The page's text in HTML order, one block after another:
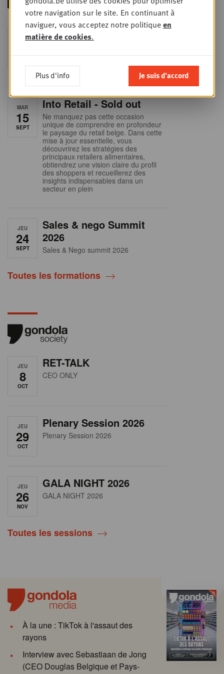
MER
Foodservice - Joint
onderhandelingstafel is geen toeval!
MAR
15
SEPT
Into Retail - Sold out
Ne manquez pas cette occasion
unique de comprendre en profondeur
le paysage du retail belge. Dans cette
mise à jour essentielle, vous
découvrirez les stratégies des
principaux retailers alimentaires,
obtiendrez une vision claire du profil
des shoppers et recueillerez des
insights indispensables dans un
secteur en plein
JEU
24
SEPT
Sales & nego Summit
2026
Sales & Nego summit 2026
Toutes les formations
JEU
8
OCT
RET-TALK
CEO ONLY
JEU
29
OCT
Plenary Session 2026
Plenary Session 2026
JEU
26
NOV
GALA NIGHT 2026
GALA NIGHT 2026
Toutes les sessions
À la une : TikTok à l'assaut des
rayons
Interview avec Sebastiaan de Jong
(CEO Douglas Belgique et Pays-
votre navigation sur le site. En continuant à
naviguer, vous acceptez notre politiqueen
matière de cookies.
Plus d'info Je suis d'accord